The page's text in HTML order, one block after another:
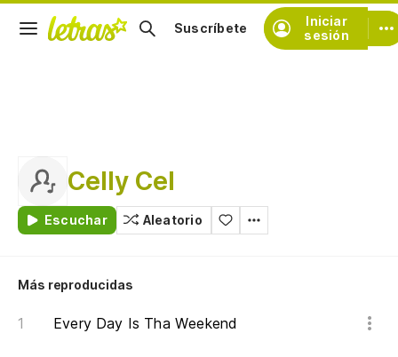
Iniciar
sesión
Suscríbete
Celly Cel
Escuchar Aleatorio
Más reproducidas
Every Day Is Tha Weekend